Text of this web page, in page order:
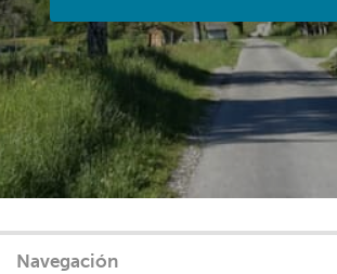
Navegación